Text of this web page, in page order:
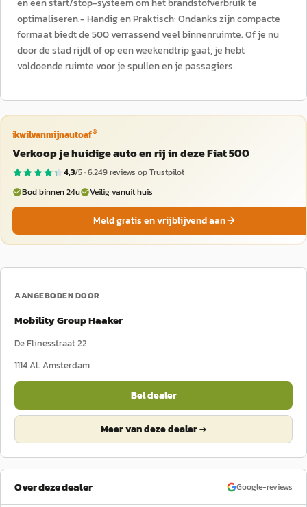
en een start/stop-systeem om het brandstofverbruik te
optimaliseren.- Handig en Praktisch: Ondanks zijn compacte
formaat biedt de 500 verrassend veel binnenruimte. Of je nu
door de stad rijdt of op een weekendtrip gaat, je hebt
voldoende ruimte voor je spullen en je passagiers.
ikwilvanmijnautoaf®
Verkoop je huidige auto en rij in deze Fiat 500
4,3/5 ·6.249reviews op Trustpilot
Bod binnen 24u
Veilig vanuit huis
Meld gratis en vrijblijvend aan
AANGEBODEN DOOR
Mobility Group Haaker
De Flinesstraat 22
1114 ALAmsterdam
Bel dealer
Meer van deze dealer →
Over deze dealer Google-reviews